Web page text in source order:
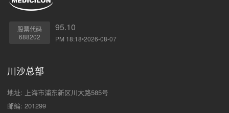
股票代码
688202
95.10
PM 18:18•2026-08-07
川沙总部
地址: 上海市浦东新区川大路585号
邮编: 201299